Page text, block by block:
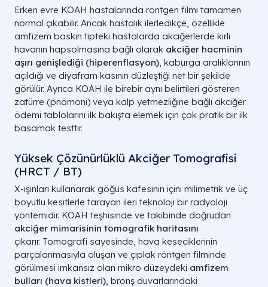
Erken evre KOAH hastalarında röntgen filmi tamamen
normal çıkabilir. Ancak hastalık ilerledikçe, özellikle
amfizem baskın tipteki hastalarda akciğerlerde kirli
havanın hapsolmasına bağlı olarak akciğer hacminin
aşırı genişlediği (hiperenflasyon), kaburga aralıklarının
açıldığı ve diyafram kasının düzleştiği net bir şekilde
görülür. Ayrıca KOAH ile birebir aynı belirtileri gösteren
zatürre (pnömoni) veya kalp yetmezliğine bağlı akciğer
ödemi tablolarını ilk bakışta elemek için çok pratik bir ilk
basamak testtir.
Yüksek Çözünürlüklü Akciğer Tomografisi
(HRCT / BT)
X-ışınları kullanarak göğüs kafesinin içini milimetrik ve üç
boyutlu kesitlerle tarayan ileri teknoloji bir radyoloji
yöntemidir. KOAH teşhisinde ve takibinde doğrudan
akciğer mimarisinin tomografik haritasını
çıkarır. Tomografi sayesinde, hava keseciklerinin
parçalanmasıyla oluşan ve çıplak röntgen filminde
görülmesi imkansız olan mikro düzeydeki amfizem
bulları (hava kistleri), bronş duvarlarındaki